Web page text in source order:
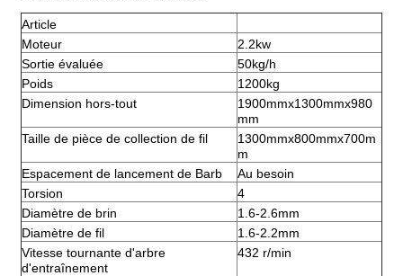
Article
Moteur
2.2kw
Sortie évaluée
50kg/h
Poids
1200kg
Dimension hors-tout
1900mmx1300mmx980
mm
Taille de pièce de collection de fil
1300mmx800mmx700m
m
Espacement de lancement de Barb
Au besoin
Torsion
4
Diamètre de brin
1.6-2.6mm
Diamètre de fil
1.6-2.2mm
Vitesse tournante d'arbre
d'entraînement
432 r/min